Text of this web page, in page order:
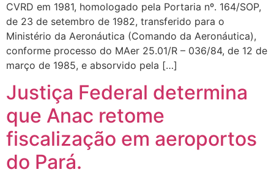
CVRD em 1981, homologado pela Portaria nº. 164/SOP,
de 23 de setembro de 1982, transferido para o
Ministério da Aeronáutica (Comando da Aeronáutica),
conforme processo do MAer 25.01/R – 036/84, de 12 de
março de 1985, e absorvido pela […]
Justiça Federal determina
que Anac retome
fiscalização em aeroportos
do Pará.